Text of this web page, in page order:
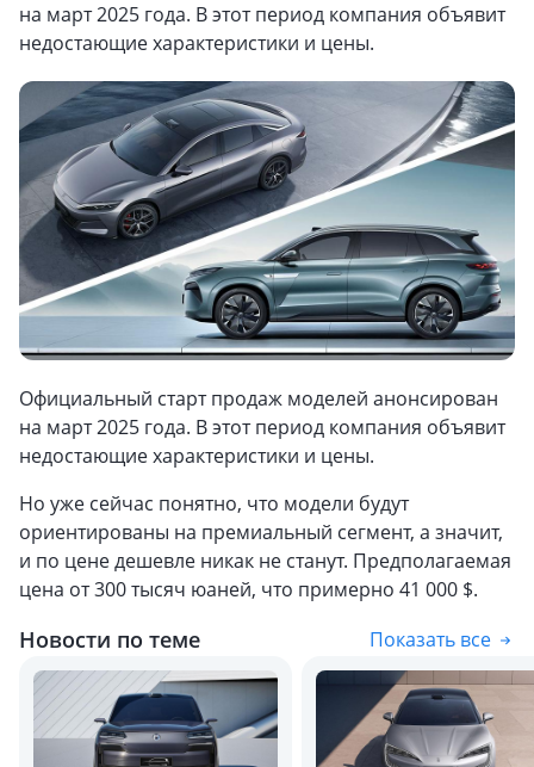
на март 2025 года. В этот период компания объявит
недостающие характеристики и цены.
Официальный старт продаж моделей анонсирован
на март 2025 года. В этот период компания объявит
недостающие характеристики и цены.
Но уже сейчас понятно, что модели будут
ориентированы на премиальный сегмент, а значит,
и по цене дешевле никак не станут. Предполагаемая
цена от 300 тысяч юаней, что примерно 41 000 $.
Новости по теме Показать все